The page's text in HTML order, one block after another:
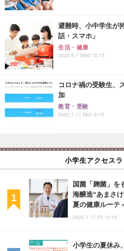
避難時、小中学生が
話・スマホ」
生活・健康
2022.9.7 Wed 15:15
コロナ禍の受験生、
加
教育・受験
2022.7.11 Mon 9:15
小学生アクセス
国菌「麹菌」
海醸造“あまさ
夏の健康ルーテ
2026.7.17 Fri 10:15
小学生の夏休み